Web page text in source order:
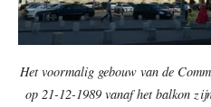
Het voormalig gebouw van de
op 21-12-1989 vanaf het balkon